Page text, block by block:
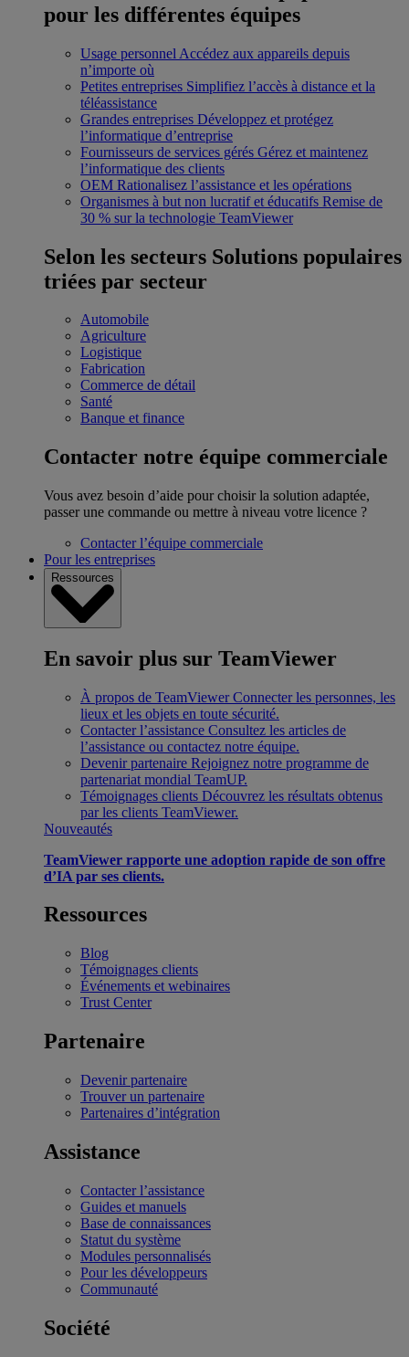
pour les différentes équipes
Usage personnel Accédez aux appareils depuis
n’importe où
Petites entreprises Simplifiez l’accès à distance et la
téléassistance
Grandes entreprises Développez et protégez
l’informatique d’entreprise
Fournisseurs de services gérés Gérez et maintenez
l’informatique des clients
OEM Rationalisez l’assistance et les opérations
Organismes à but non lucratif et éducatifs Remise de
30 % sur la technologie TeamViewer
Selon les secteurs Solutions populaires
triées par secteur
Automobile
Agriculture
Logistique
Fabrication
Commerce de détail
Santé
Banque et finance
Contacter notre équipe commerciale
Vous avez besoin d’aide pour choisir la solution adaptée,
passer une commande ou mettre à niveau votre licence ?
Contacter l’équipe commerciale
Pour les entreprises
Ressources
En savoir plus sur TeamViewer
À propos de TeamViewer Connecter les personnes, les
lieux et les objets en toute sécurité.
Contacter l’assistance Consultez les articles de
l’assistance ou contactez notre équipe.
Devenir partenaire Rejoignez notre programme de
partenariat mondial TeamUP.
Témoignages clients Découvrez les résultats obtenus
par les clients TeamViewer.
Nouveautés
TeamViewer rapporte une adoption rapide de son offre
d’IA par ses clients.
Ressources
Blog
Témoignages clients
Événements et webinaires
Trust Center
Partenaire
Devenir partenaire
Trouver un partenaire
Partenaires d’intégration
Assistance
Contacter l’assistance
Guides et manuels
Base de connaissances
Statut du système
Modules personnalisés
Pour les développeurs
Communauté
Société